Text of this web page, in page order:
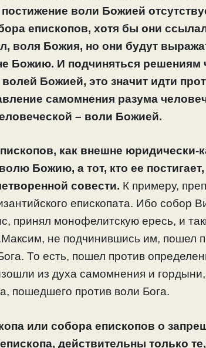
воли Божией
епископов, хотя бы они
воля Божия, но они будут
Божию. И подчиняться решениям
Божией, это значит идти
самомнения разума
– воли Божией.
как внешне юридически-
Божию, а тот, кто ее
совести. К примеру,
епископата. Ибо собор
принял монофелитскую ересь, и
не подчинившись им, пошел
То есть, пошел против
из духа самомнения и
пошедшего против воли Бога.
или собора епископов о
действительны только